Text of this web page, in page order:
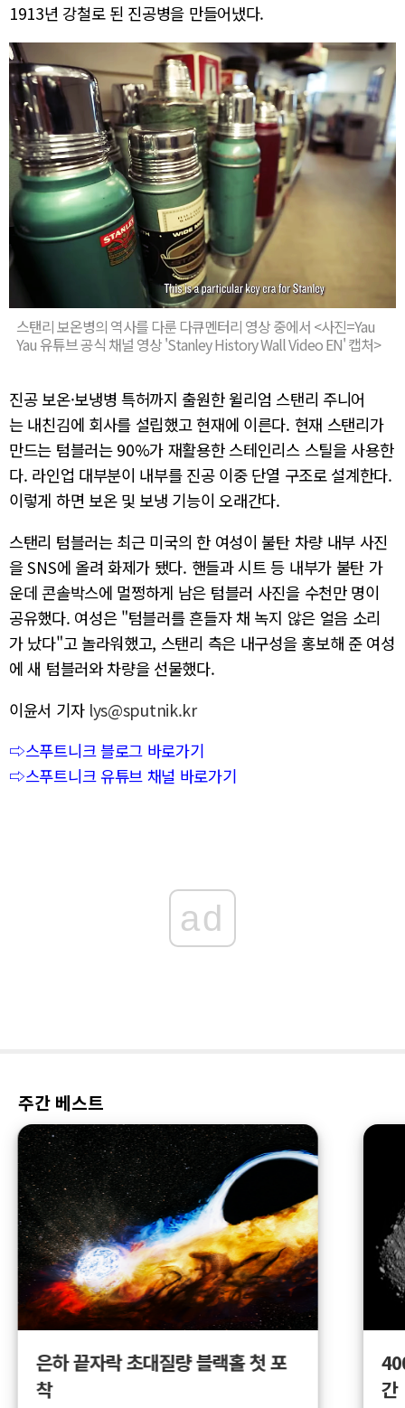
1913년 강철로 된 진공병을 만들어냈다.
스탠리 보온병의 역사를 다룬 다큐멘터리 영상 중에서 <사진=Yau
Yau 유튜브 공식 채널 영상 'Stanley History Wall Video EN' 캡처>
진공 보온·보냉병 특허까지 출원한 윌리엄 스탠리 주니어
는 내친김에 회사를 설립했고 현재에 이른다. 현재 스탠리가
만드는 텀블러는 90%가 재활용한 스테인리스 스틸을 사용한
다. 라인업 대부분이 내부를 진공 이중 단열 구조로 설계한다.
이렇게 하면 보온 및 보냉 기능이 오래간다.
스탠리 텀블러는 최근 미국의 한 여성이 불탄 차량 내부 사진
을 SNS에 올려 화제가 됐다. 핸들과 시트 등 내부가 불탄 가
운데 콘솔박스에 멀쩡하게 남은 텀블러 사진을 수천만 명이
공유했다. 여성은 "텀블러를 흔들자 채 녹지 않은 얼음 소리
가 났다"고 놀라워했고, 스탠리 측은 내구성을 홍보해 준 여성
에 새 텀블러와 차량을 선물했다.
이윤서 기자 lys@sputnik.kr
⇨스푸트니크 블로그 바로가기
⇨스푸트니크 유튜브 채널 바로가기
ad
주간 베스트
은하 끝자락 초대질량 블랙홀 첫 포
착
간